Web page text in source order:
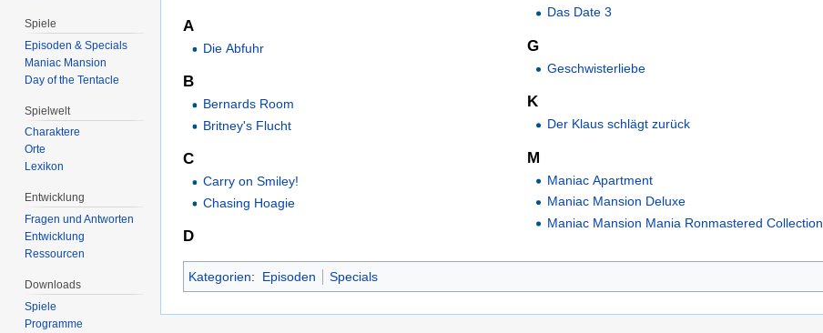
A
Die Abfuhr
B
Bernards Room
Britney's Flucht
C
Carry on Smiley!
Chasing Hoagie
D
Das Date 3
G
Geschwisterliebe
K
Der Klaus schlägt zurück
M
Maniac Apartment
Maniac Mansion Deluxe
Maniac Mansion Mania Ronmastered Collection
Kategorien: Episoden Specials
Spiele
Episoden & Specials
Maniac Mansion
Day of the Tentacle
Spielwelt
Charaktere
Orte
Lexikon
Entwicklung
Fragen und Antworten
Entwicklung
Ressourcen
Downloads
Spiele
Programme